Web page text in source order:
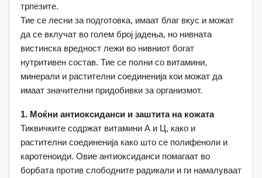
трпезите.
Тие се лесни за подготовка, имаат благ вкус и можат
да се вклучат во голем број јадења, но нивната
вистинска вредност лежи во нивниот богат
нутритивен состав. Тие се полни со витамини,
минерали и растителни соединенија кои можат да
имаат значителни придобивки за организмот.
1. Моќни антиоксиданси и заштита на кожата
Тиквичките содржат витамини А и Ц, како и
растителни соединенија како што се полифеноли и
каротеноиди. Овие антиоксиданси помагаат во
борбата против слободните радикали и ги намалуваат